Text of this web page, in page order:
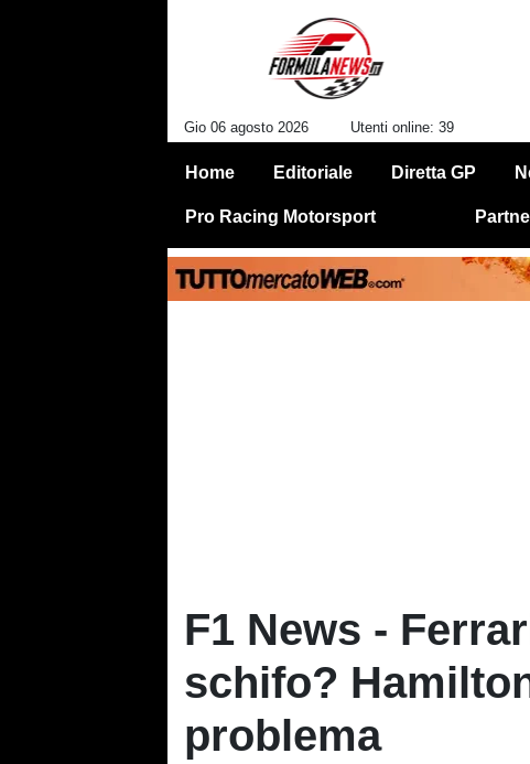
Gio 06 agosto 2026 Utenti online: 39
Home Editoriale Diretta GP
Pro Racing Motorsport
F1 News -
schifo?
problema